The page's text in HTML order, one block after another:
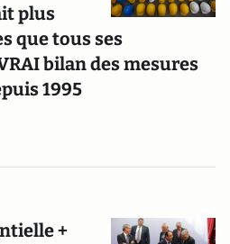
plus
que tous ses
bilan des mesures
1995
+